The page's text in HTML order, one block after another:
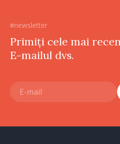
#newsletter
Primiți cele mai
E-mailul dvs.